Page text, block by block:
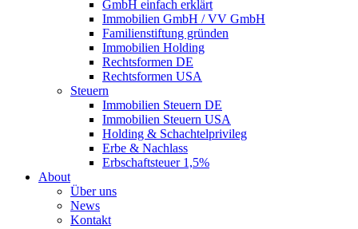
GmbH einfach erklärt
Immobilien GmbH / VV GmbH
Familienstiftung gründen
Immobilien Holding
Rechtsformen DE
Rechtsformen USA
Steuern
Immobilien Steuern DE
Immobilien Steuern USA
Holding & Schachtelprivileg
Erbe & Nachlass
Erbschaftsteuer 1,5%
About
Über uns
News
Kontakt